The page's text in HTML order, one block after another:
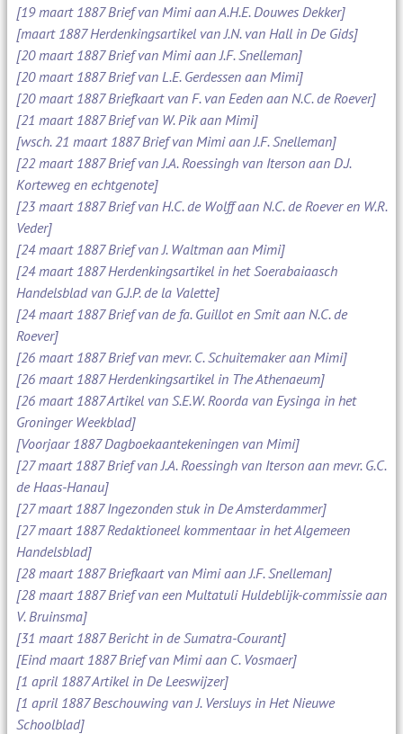
[19 maart 1887 Brief van Mimi aan A.H.E. Douwes Dekker]
[maart 1887 Herdenkingsartikel van J.N. van Hall in De Gids]
[20 maart 1887 Brief van Mimi aan J.F. Snelleman]
[20 maart 1887 Brief van L.E. Gerdessen aan Mimi]
[20 maart 1887 Briefkaart van F. van Eeden aan N.C. de Roever]
[21 maart 1887 Brief van W. Pik aan Mimi]
[wsch. 21 maart 1887 Brief van Mimi aan J.F. Snelleman]
[22 maart 1887 Brief van J.A. Roessingh van Iterson aan D.J.
Korteweg en echtgenote]
[23 maart 1887 Brief van H.C. de Wolff aan N.C. de Roever en W.R.
Veder]
[24 maart 1887 Brief van J. Waltman aan Mimi]
[24 maart 1887 Herdenkingsartikel in het Soerabaiaasch
Handelsblad van G.J.P. de la Valette]
[24 maart 1887 Brief van de fa. Guillot en Smit aan N.C. de
Roever]
[26 maart 1887 Brief van mevr. C. Schuitemaker aan Mimi]
[26 maart 1887 Herdenkingsartikel in The Athenaeum]
[26 maart 1887 Artikel van S.E.W. Roorda van Eysinga in het
Groninger Weekblad]
[Voorjaar 1887 Dagboekaantekeningen van Mimi]
[27 maart 1887 Brief van J.A. Roessingh van Iterson aan mevr. G.C.
de Haas-Hanau]
[27 maart 1887 Ingezonden stuk in De Amsterdammer]
[27 maart 1887 Redaktioneel kommentaar in het Algemeen
Handelsblad]
[28 maart 1887 Briefkaart van Mimi aan J.F. Snelleman]
[28 maart 1887 Brief van een Multatuli Huldeblijk-commissie aan
V. Bruinsma]
[31 maart 1887 Bericht in de Sumatra-Courant]
[Eind maart 1887 Brief van Mimi aan C. Vosmaer]
[1 april 1887 Artikel in De Leeswijzer]
[1 april 1887 Beschouwing van J. Versluys in Het Nieuwe
Schoolblad]